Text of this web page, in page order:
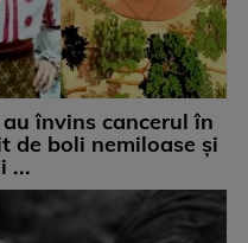
învins cancerul în
de boli nemiloase şi
...